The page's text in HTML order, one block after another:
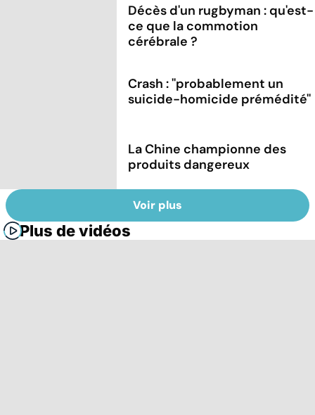
Décès d'un rugbyman : qu'est-
ce que la commotion
cérébrale ?
Crash : ''probablement un
suicide-homicide prémédité''
La Chine championne des
produits dangereux
Voir plus
Plus de vidéos